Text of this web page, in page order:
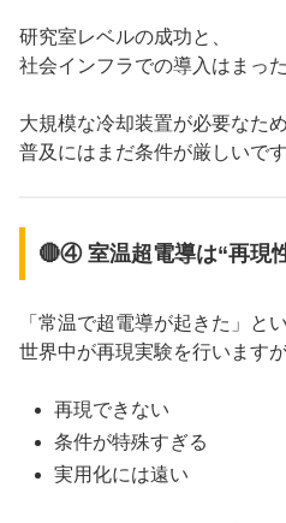
研究室レベルの成功と、
社会インフラでの導入はまった
大規模な冷却装置が必要なため
普及にはまだ条件が厳しいです
🔴④ 室温超電導は“再現
「常温で超電導が起きた」と
世界中が再現実験を行います
再現できない
条件が特殊すぎる
実用化には遠い